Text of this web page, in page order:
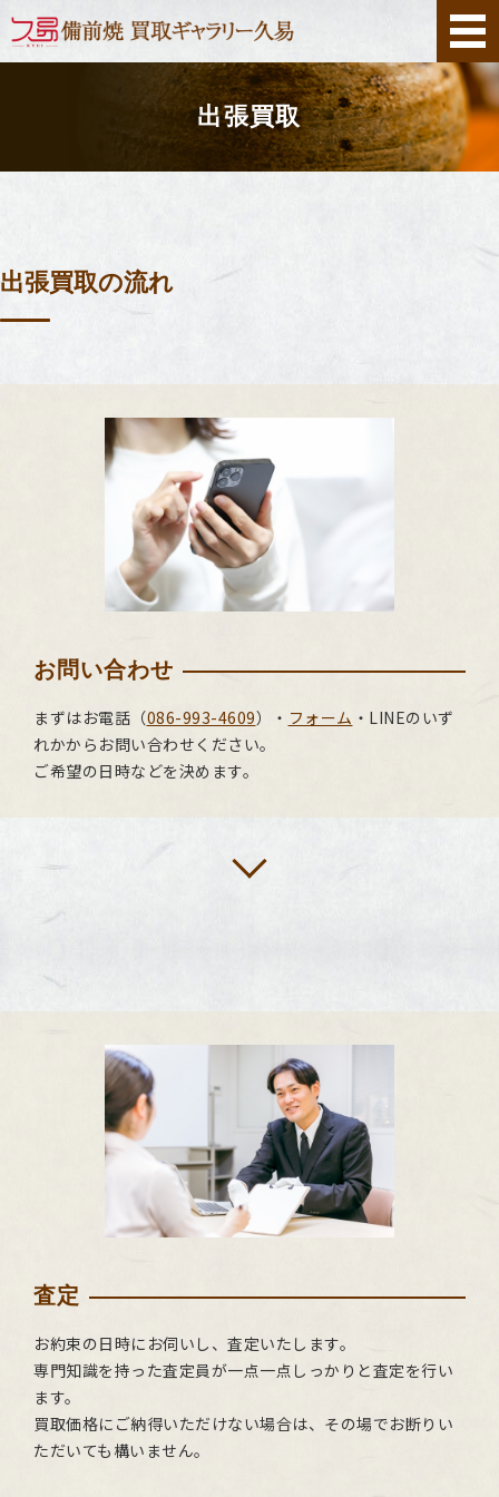
ホーム
出張買取
出張買取
出張買取の流れ
お問い合わせ
まずはお電話（086-993-4609）・ フォーム ・LINEのいず
れかからお問い合わせください。
ご希望の日時などを決めます。
査定
お約束の日時にお伺いし、査定いたします。
専門知識を持った査定員が一点一点しっかりと査定を行い
ます。
買取価格にご納得いただけない場合は、その場でお断りい
ただいても構いません。